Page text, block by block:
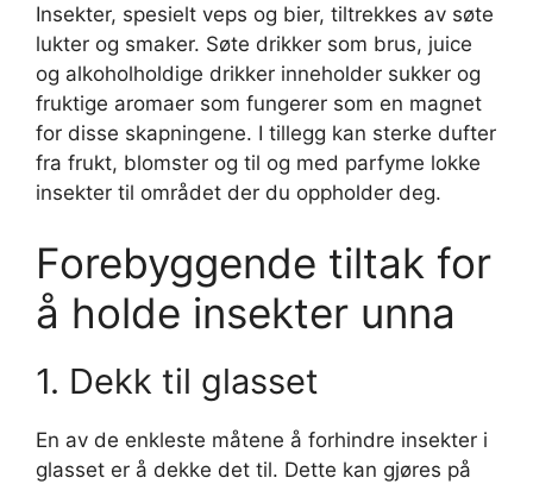
Insekter, spesielt veps og bier, tiltrekkes av søte
lukter og smaker. Søte drikker som brus, juice
og alkoholholdige drikker inneholder sukker og
fruktige aromaer som fungerer som en magnet
for disse skapningene. I tillegg kan sterke dufter
fra frukt, blomster og til og med parfyme lokke
insekter til området der du oppholder deg.
Forebyggende tiltak for
å holde insekter unna
1. Dekk til glasset
En av de enkleste måtene å forhindre insekter i
glasset er å dekke det til. Dette kan gjøres på